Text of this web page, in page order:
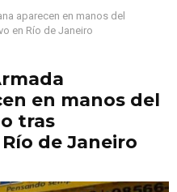
aparecen en manos del
en Río de Janeiro
en manos del
tras
de Janeiro